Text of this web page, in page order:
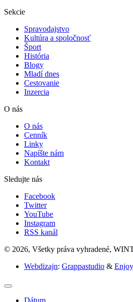
Sekcie
Spravodajstvo
Kultúra a spoločnosť
Šport
História
Blogy
Mladí dnes
Cestovanie
Inzercia
O nás
O nás
Cenník
Linky
Napíšte nám
Kontakt
Sledujte nás
Facebook
Twitter
YouTube
Instagram
RSS kanál
© 2026, Všetky práva vyhradené,
Webdizajn: Grappastudio &